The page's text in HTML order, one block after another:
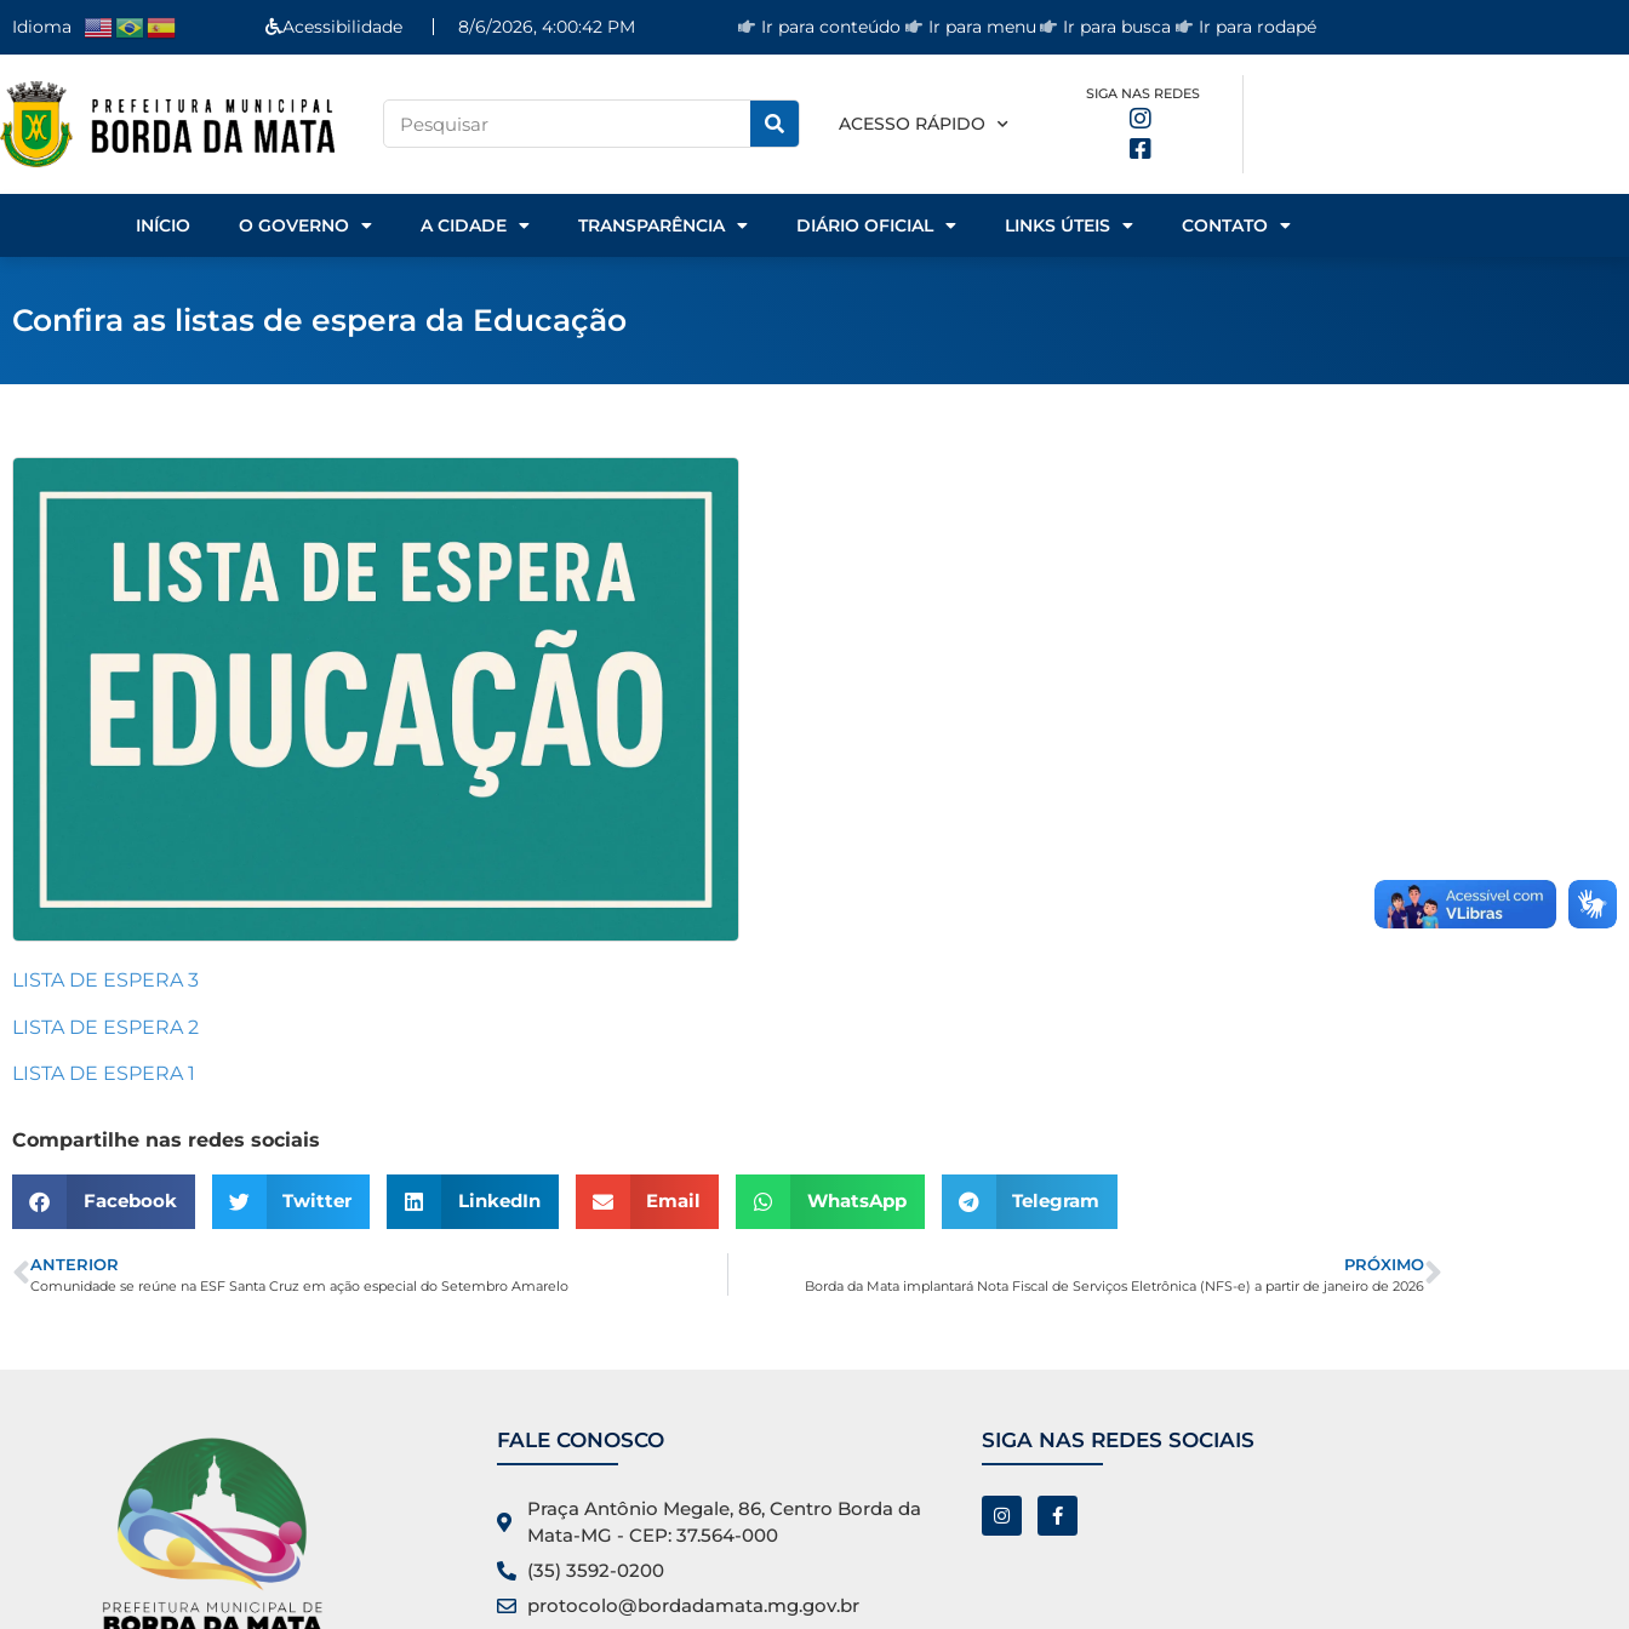
Idioma Acessibilidade 8/6/2026, 4:00:42 PM Ir para conteúdo Ir para menu Ir para busca Ir para rodapé
ACESSO RÁPIDO
SIGA NAS REDES
INÍCIO O GOVERNO A CIDADE TRANSPARÊNCIA DIÁRIO OFICIAL LINKS ÚTEIS CONTATO
Confira as listas de espera da Educação
LISTA DE ESPERA 3
LISTA DE ESPERA 2
LISTA DE ESPERA 1
Compartilhe nas redes sociais
Facebook Twitter LinkedIn Email WhatsApp Telegram
ANTERIOR
Comunidade se reúne na ESF Santa Cruz em ação especial do Setembro Amarelo
PRÓXIMO
Borda da Mata implantará Nota Fiscal de Serviços Eletrônica (NFS-e) a partir de janeiro de 2026
FALE CONOSCO
Praça Antônio Megale, 86, Centro Borda da
Mata-MG - CEP: 37.564-000
(35) 3592-0200
protocolo@bordadamata.mg.gov.br
SIGA NAS REDES SOCIAIS